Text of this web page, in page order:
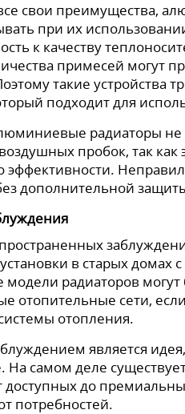
свои преимущества,
при их
к качеству
примесей могут
такие
подходит для
радиаторы не
пробок, так
дополнительной
в старых
радиаторов
отопительные сети,
отопления.
является
На самом деле
доступных до
потребностей.